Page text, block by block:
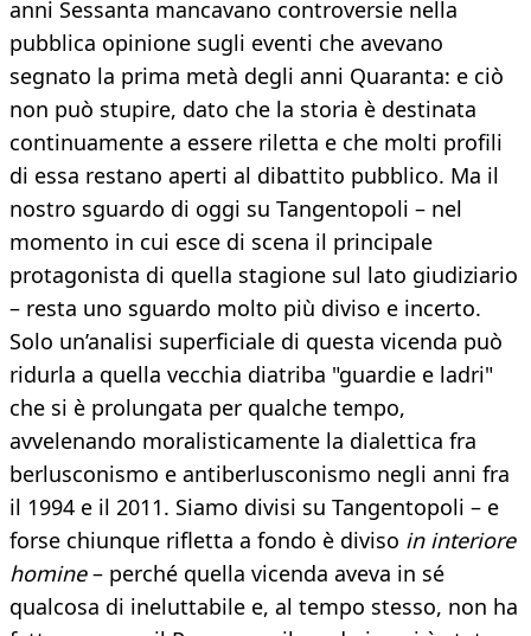
anni Sessanta mancavano controversie nella
pubblica opinione sugli eventi che avevano
segnato la prima metà degli anni Quaranta: e ciò
non può stupire, dato che la storia è destinata
continuamente a essere riletta e che molti profili
di essa restano aperti al dibattito pubblico. Ma il
nostro sguardo di oggi su Tangentopoli – nel
momento in cui esce di scena il principale
protagonista di quella stagione sul lato giudiziario
– resta uno sguardo molto più diviso e incerto.
Solo un’analisi superficiale di questa vicenda può
ridurla a quella vecchia diatriba "guardie e ladri"
che si è prolungata per qualche tempo,
avvelenando moralisticamente la dialettica fra
berlusconismo e antiberlusconismo negli anni fra
il 1994 e il 2011. Siamo divisi su Tangentopoli – e
forse chiunque rifletta a fondo è diviso in interiore
homine– perché quella vicenda aveva in sé
qualcosa di ineluttabile e, al tempo stesso, non ha